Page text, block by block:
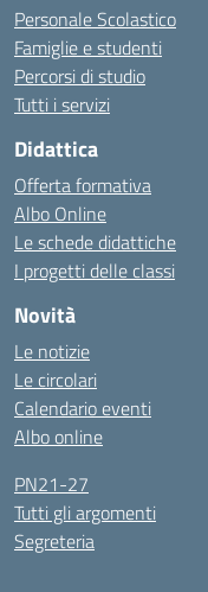
Personale Scolastico
Famiglie e studenti
Percorsi di studio
Tutti i servizi
Didattica
Offerta formativa
Albo Online
Le schede didattiche
I progetti delle classi
Novità
Le notizie
Le circolari
Calendario eventi
Albo online
PN21-27
Tutti gli argomenti
Segreteria